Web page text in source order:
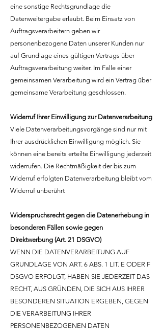
eine sonstige Rechtsgrundlage die
Datenweitergabe erlaubt. Beim Einsatz von
Auftragsverarbeitern geben wir
personenbezogene Daten unserer Kunden nur
auf Grundlage eines gültigen Vertrags über
Auftragsverarbeitung weiter. Im Falle einer
gemeinsamen Verarbeitung wird ein Vertrag über
gemeinsame Verarbeitung geschlossen.
Widerruf Ihrer Einwilligung zur Datenverarbeitung
Viele Datenverarbeitungsvorgänge sind nur mit
Ihrer ausdrücklichen Einwilligung möglich. Sie
können eine bereits erteilte Einwilligung jederzeit
widerrufen. Die Rechtmäßigkeit der bis zum
Widerruf erfolgten Datenverarbeitung bleibt vom
Widerruf unberührt
Widerspruchsrecht gegen die Datenerhebung in
besonderen Fällen sowie gegen
Direktwerbung (Art. 21 DSGVO)
WENN DIE DATENVERARBEITUNG AUF
GRUNDLAGE VON ART. 6 ABS. 1 LIT. E ODER F
DSGVO ERFOLGT, HABEN SIE JEDERZEIT DAS
RECHT, AUS GRÜNDEN, DIE SICH AUS IHRER
BESONDEREN SITUATION ERGEBEN, GEGEN
DIE VERARBEITUNG IHRER
PERSONENBEZOGENEN DATEN